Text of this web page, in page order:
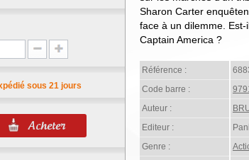
sous 21 jours
Sharon Carter
face à un dilemme.
Captain America ?
Référence :
Code barre :
Auteur :
Editeur :
Genre :